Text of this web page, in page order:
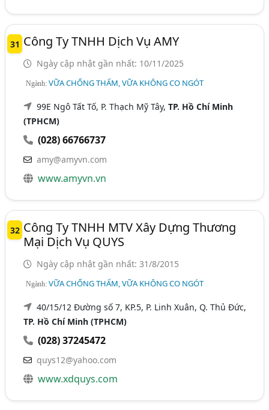
31 Công Ty TNHH Dịch Vụ AMY
Ngày cập nhật gần nhất: 10/11/2025
Ngành:VỮA CHỐNG THẤM, VỮA KHÔNG CO NGÓT
99E Ngô Tất Tố, P. Thạch Mỹ Tây,TP. Hồ Chí Minh
(TPHCM)
(028) 66766737
amy@amyvn.com
www.amyvn.vn
32 Công Ty TNHH MTV Xây Dựng Thương
Mại Dịch Vụ QUYS
Ngày cập nhật gần nhất: 31/8/2015
Ngành:VỮA CHỐNG THẤM, VỮA KHÔNG CO NGÓT
40/15/12 Đường số 7, KP.5, P. Linh Xuân, Q. Thủ Đức,
TP. Hồ Chí Minh (TPHCM)
(028) 37245472
quys12@yahoo.com
www.xdquys.com